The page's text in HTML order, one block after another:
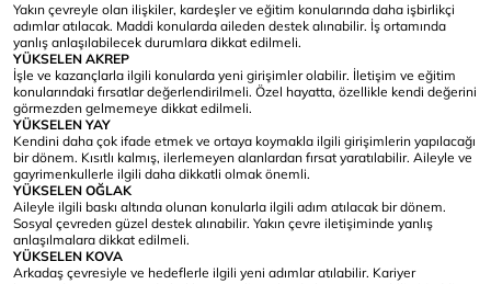
Yakın çevreyle olan ilişkiler, kardeşler ve eğitim konularında daha işbirlikçi
adımlar atılacak. Maddi konularda aileden destek alınabilir. İş ortamında
yanlış anlaşılabilecek durumlara dikkat edilmeli.
YÜKSELEN AKREP
İşle ve kazançlarla ilgili konularda yeni girişimler olabilir. İletişim ve eğitim
konularındaki fırsatlar değerlendirilmeli. Özel hayatta, özellikle kendi değerini
görmezden gelmemeye dikkat edilmeli.
YÜKSELEN YAY
Kendini daha çok ifade etmek ve ortaya koymakla ilgili girişimlerin yapılacağı
bir dönem. Kısıtlı kalmış, ilerlemeyen alanlardan fırsat yaratılabilir. Aileyle ve
gayrimenkullerle ilgili daha dikkatli olmak önemli.
YÜKSELEN OĞLAK
Aileyle ilgili baskı altında olunan konularla ilgili adım atılacak bir dönem.
Sosyal çevreden güzel destek alınabilir. Yakın çevre iletişiminde yanlış
anlaşılmalara dikkat edilmeli.
YÜKSELEN KOVA
Arkadaş çevresiyle ve hedeflerle ilgili yeni adımlar atılabilir. Kariyer